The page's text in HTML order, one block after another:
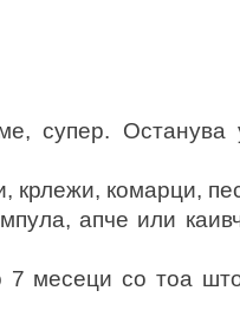
супер. Останува
крлежи, комарци,
апче или
месеци со тоа